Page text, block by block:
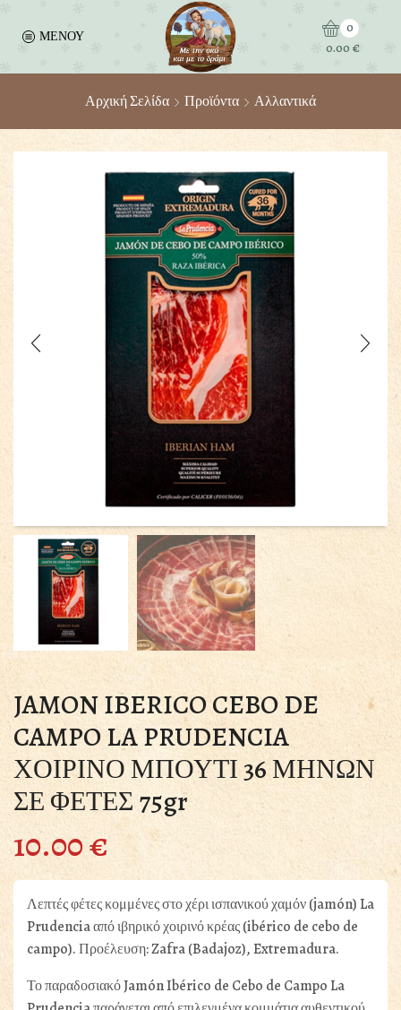
ΜΕΝΟΥ
0
0.00€
Αρχική Σελίδα Προϊόντα Αλλαντικά
JAMON IBERICO CEBO DE
CAMPO LA PRUDENCIA
ΧΟΙΡΙΝΟ ΜΠΟΥΤΙ 36 ΜΗΝΩΝ
ΣΕ ΦΕΤΕΣ 75gr
10.00€
Λεπτές φέτες κομμένες στο χέρι ισπανικού χαμόν (jamón) La
Prudencia από ιβηρικό χοιρινό κρέας (ibérico de cebo de
campo). Προέλευση: Zafra (Badajoz), Extremadura.
Το παραδοσιακό Jamón Ibérico de Cebo de Campo La